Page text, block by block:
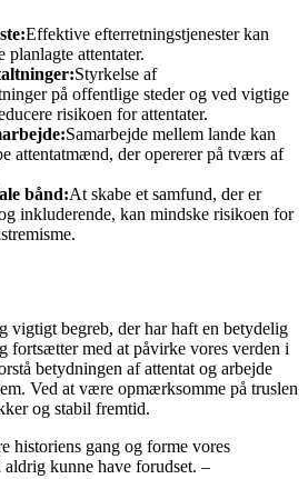
Effektive efterretningstjenester kan
planlagte attentater.
Styrkelse af
på offentlige steder og ved vigtige
risikoen for attentater.
Samarbejde mellem lande kan
attentatmænd, der opererer på tværs af
bånd:At skabe et samfund, der er
inkluderende, kan mindske risikoen for
vigtigt begreb, der har haft en betydelig
fortsætter med at påvirke vores verden i
betydningen af attentat og arbejde
Ved at være opmærksomme på truslen
og stabil fremtid.
historiens gang og forme vores
aldrig kunne have forudset. –